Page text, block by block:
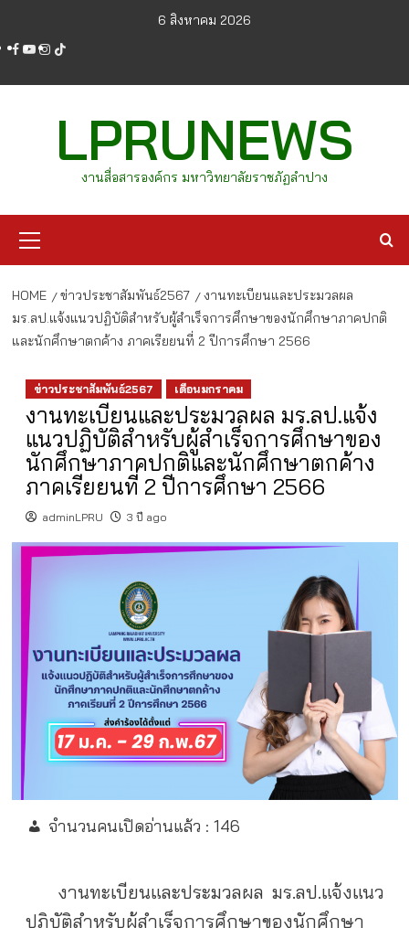
content
6 สิงหาคม 2026
facebook
youtube
instagram
tiktok
LPRUNEWS
งานสื่อสารองค์กร มหาวิทยาลัยราชภัฏลำปาง
Menu
HOME ข่าวประชาสัมพันธ์2567
งานทะเบียนและประมวลผล
มร.ลป.แจ้งแนวปฏิบัติสำหรับผู้สำเร็จการศึกษาของนักศึกษาภาคปกติ
และนักศึกษาตกค้าง ภาคเรียยนที่ 2 ปีการศึกษา 2566
ข่าวประชาสัมพันธ์2567 เดือนมกราคม
งานทะเบียนและประมวลผล มร.ลป.แจ้ง
แนวปฏิบัติสำหรับผู้สำเร็จการศึกษาของ
นักศึกษาภาคปกติและนักศึกษาตกค้าง
ภาคเรียยนที่ 2 ปีการศึกษา 2566
adminLPRU 3 ปี ago
จำนวนคนเปิดอ่านแล้ว : 146
งานทะเบียนและประมวลผล มร.ลป.แจ้งแนว
ปฏิบัติสำหรับผู้สำเร็จการศึกษาของนักศึกษา